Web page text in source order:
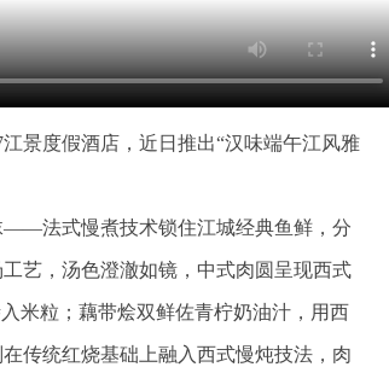
景度假酒店，近日推出“汉味端午江风雅
——法式慢煮技术锁住江城经典鱼鲜，分
艺，汤色澄澈如镜，中式肉圆呈现西式
米粒；藕带烩双鲜佐青柠奶油汁，用西
传统红烧基础上融入西式慢炖技法，肉